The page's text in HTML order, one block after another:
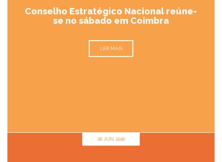
Conselho Estratégico Nacional reúne-
se no sábado em Coimbra
LER MAIS
28 JUN 2018